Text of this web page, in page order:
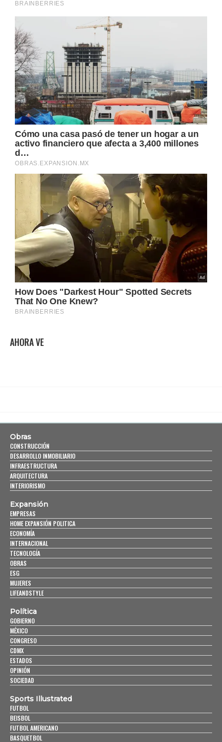
AHORA VE
Obras
CONSTRUCCIÓN
DESARROLLO INMOBILIARIO
INFRAESTRUCTURA
ARQUITECTURA
INTERIORISMO
Expansión
EMPRESAS
HOME EXPANSIÓN POLITICA
ECONOMÍA
INTERNACIONAL
TECNOLOGÍA
OBRAS
ESG
MUJERES
LIFEANDSTYLE
Política
GOBIERNO
MÉXICO
CONGRESO
CDMX
ESTADOS
OPINIÓN
SOCIEDAD
Sports Illustrated
FUTBOL
BEISBOL
FUTBOL AMERICANO
BASQUETBOL